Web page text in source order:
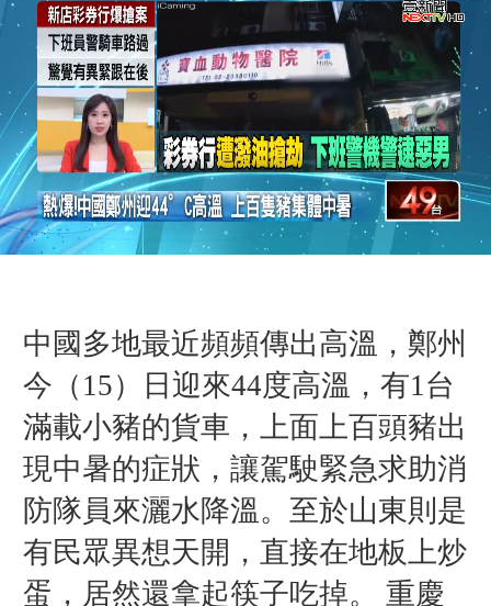
中國多地最近頻頻傳出高溫，鄭州
今（15）日迎來44度高溫，有1台
滿載小豬的貨車，上面上百頭豬出
現中暑的症狀，讓駕駛緊急求助消
防隊員來灑水降溫。至於山東則是
有民眾異想天開，直接在地板上炒
蛋，居然還拿起筷子吃掉。 重慶